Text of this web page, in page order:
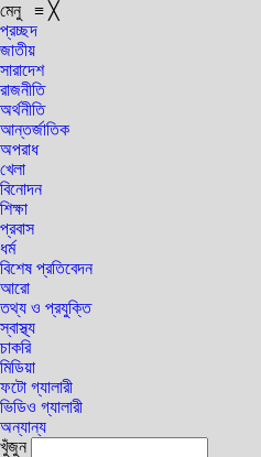
মেনু ≡ ╳
প্রচ্ছদ
জাতীয়
সারাদেশ
রাজনীতি
অর্থনীতি
আন্তর্জাতিক
অপরাধ
খেলা
বিনোদন
শিক্ষা
প্রবাস
ধর্ম
বিশেষ প্রতিবেদন
আরো
তথ্য ও প্রযুক্তি
স্বাস্থ্য
চাকরি
মিডিয়া
ফটো গ্যালারী
ভিডিও গ্যালারী
অন্যান্য
খুঁজুন